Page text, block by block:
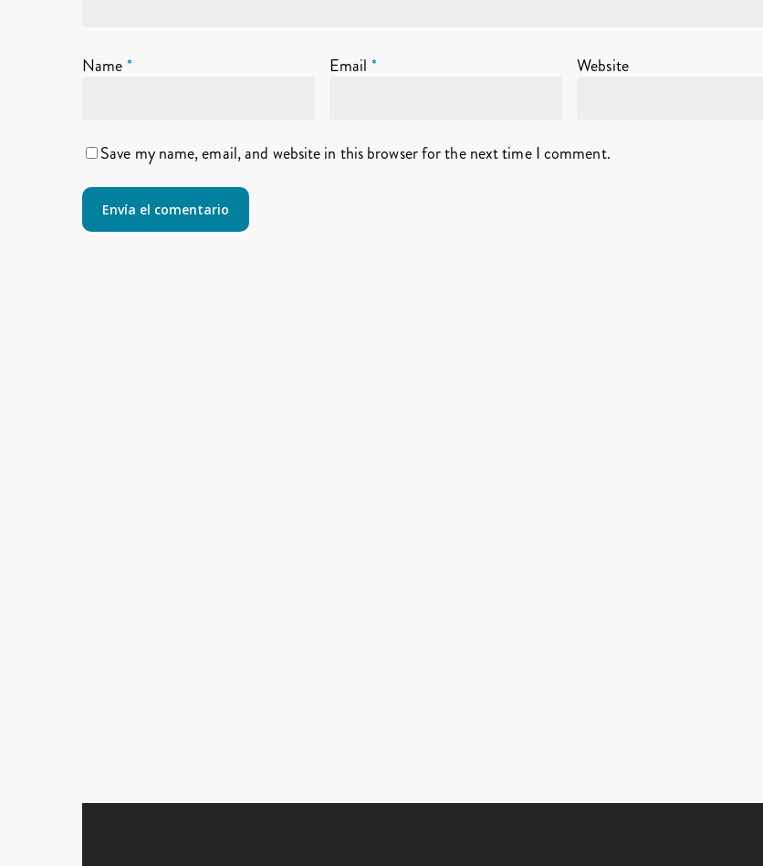
Name* Email * Website
Save my name, email, and website in this browser for the next time I comment.